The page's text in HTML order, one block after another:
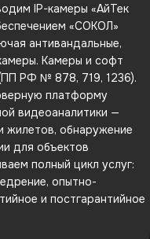
IP-камеры «АйТек
«СОКОЛ»
антивандальные,
Камеры и софт
РФ № 878, 719, 1236).
платформу
видеоаналитики —
жилетов, обнаружение
для объектов
полный цикл услуг:
опытно-
и постгарантийное